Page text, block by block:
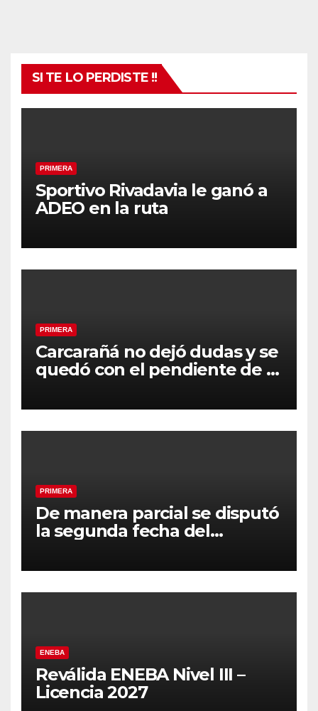
SI TE LO PERDISTE !!
PRIMERA
Sportivo Rivadavia le ganó a
ADEO en la ruta
PRIMERA
Carcarañá no dejó dudas y se
quedó con el pendiente de la
PRIMERA
De manera parcial se disputó
la segunda fecha del
ENEBA
Reválida ENEBA Nivel III –
Licencia 2027